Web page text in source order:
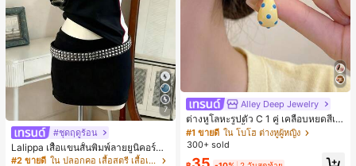
7
#ชุดฤดูร้อน
Lalippa เสื้อแขนสั้นพิมพ์ลายยูนิคอร์นล
ายทางสีตัดกันสำหรับผู้หญิง สไตล์วิทย
#2 ขายดี
ใน ปลอกคอ เสื้อสตรี เสื้อเบลาส์ & Tee
Alley Deep Jewelry
ต่างหูโลหะรูปตัว C 1 คู่ เคลือบหยดสีเห
ลือง ลายจุดสีน้ำเงิน สไตล์ยุโรปและอเม
ริกัน แฟชั่นส่วนตัว หวานและสง่างาม
ดินทาง งานแต่งงาน ปาร์ตี้ วันเกิด ของ
#1 ขายดี ใน โบโฮ ต่างหูผู้หญิง
ลูกค้ากลับมาซื้อซ้ำ!
เกือบหมดแล้ว!
#1 ขายดี ใน โบโฮ ต่างหูผู้หญิง
ลูกค้ากลับมาซื้อซ้ำ!
เกือบหมดแล้ว!
#1 ขายดี ใน โบโฮ ต่างหูผู้หญิง
ลูกค้ากลับมาซื้อซ้ำ!
เกือบหมดแล้ว!
#1 ขายดี
ใน โบโฮ ต่างหูผู้หญิง
300+ sold